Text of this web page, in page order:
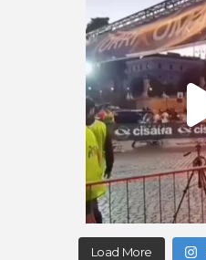
Load More